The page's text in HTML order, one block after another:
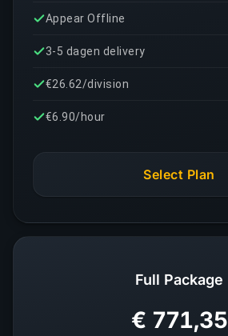
Appear Offline
3-5 dagen delivery
€26.62/division
€6.90/hour
Select Plan
Full Package
€ 771,35